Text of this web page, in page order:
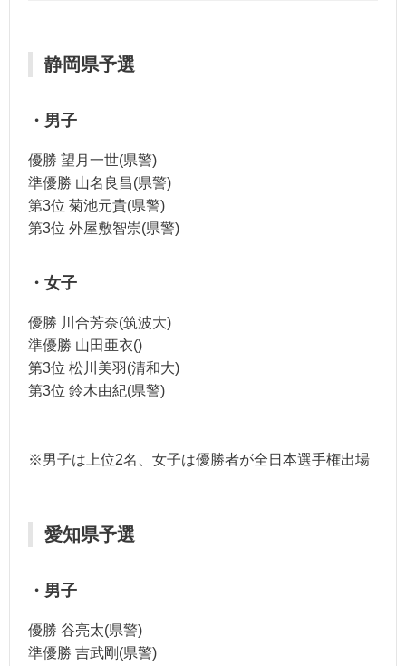
静岡県予選
・男子
優勝 望月一世(県警)
準優勝 山名良昌(県警)
第3位 菊池元貴(県警)
第3位 外屋敷智崇(県警)
・女子
優勝 川合芳奈(筑波大)
準優勝 山田亜衣()
第3位 松川美羽(清和大)
第3位 鈴木由紀(県警)
※男子は上位2名、女子は優勝者が全日本選手権出場
愛知県予選
・男子
優勝 谷亮太(県警)
準優勝 吉武剛(県警)